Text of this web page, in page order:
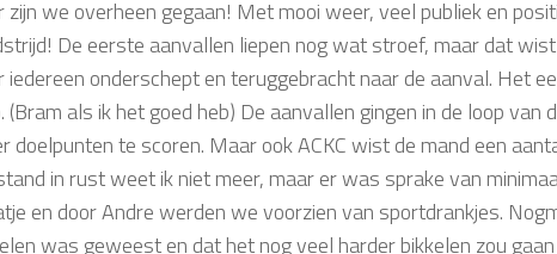
zijn we overheen gegaan! Met mooi weer, veel publiek en
De eerste aanvallen liepen nog wat stroef, maar dat
iedereen onderschept en teruggebracht naar de aanval. Het
(Bram als ik het goed heb) De aanvallen gingen in de loop
doelpunten te scoren. Maar ook ACKC wist de mand een
in rust weet ik niet meer, maar er was sprake van
en door Andre werden we voorzien van sportdrankjes.
was geweest en dat het nog veel harder bikkelen zou